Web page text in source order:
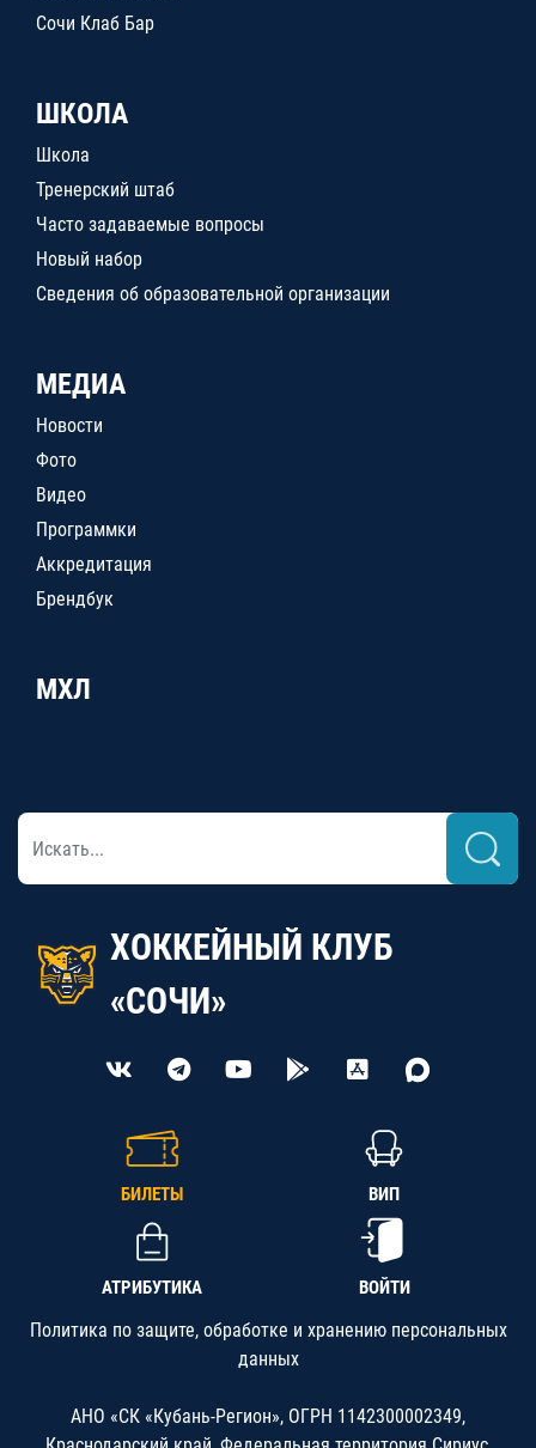
Сочи Клаб Бар
ШКОЛА
Школа
Тренерский штаб
Часто задаваемые вопросы
Новый набор
Сведения об образовательной организации
МЕДИА
Новости
Фото
Видео
Программки
Аккредитация
Брендбук
МХЛ
ХОККЕЙНЫЙ КЛУБ
«СОЧИ»
БИЛЕТЫ ВИП
АТРИБУТИКА ВОЙТИ
Политика по защите, обработке и хранению персональных
данных
АНО «СК «Кубань-Регион», ОГРН 1142300002349,